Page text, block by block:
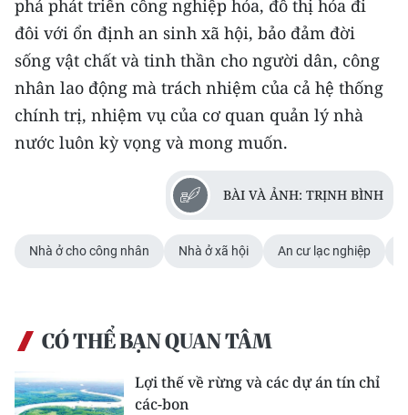
phá phát triển công nghiệp hóa, đô thị hóa đi
đôi với ổn định an sinh xã hội, bảo đảm đời
sống vật chất và tinh thần cho người dân, công
nhân lao động mà trách nhiệm của cả hệ thống
chính trị, nhiệm vụ của cơ quan quản lý nhà
nước luôn kỳ vọng và mong muốn.
BÀI VÀ ẢNH: TRỊNH BÌNH
Nhà ở cho công nhân Nhà ở xã hội An cư lạc nghiệp
CÓ THỂ BẠN QUAN TÂM
Lợi thế về rừng và các dự án tín chỉ
các-bon